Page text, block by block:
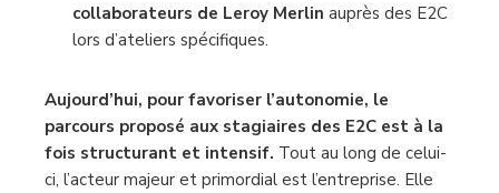
collaborateurs de Leroy Merlin auprès des E2C
lors d’ateliers spécifiques.
Aujourd’hui, pour favoriser l’autonomie, le
parcours proposé aux stagiaires des E2C est à la
fois structurant et intensif. Tout au long de celui-
ci, l’acteur majeur et primordial est l’entreprise. Elle